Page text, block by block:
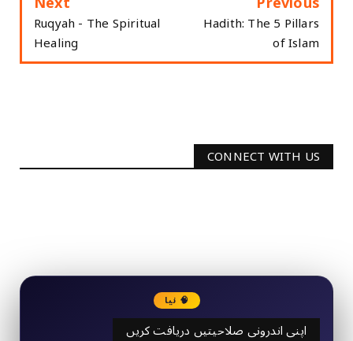
Hadith: The 5 Pillars
of Islam
Ruqyah - The Spiritual
Healing
CONNECT WITH US
🧠 نیا
اپنی اندرونی صلاحیتیں دریافت کریں